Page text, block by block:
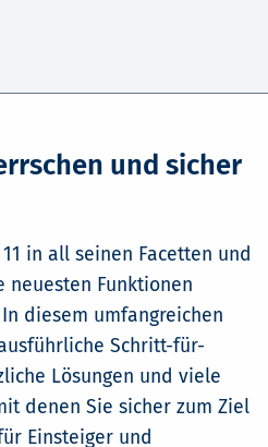
und sicher
in all seinen Facetten und
neuesten Funktionen
diesem umfangreichen
Schritt-für-
Lösungen und viele
denen Sie sicher zum Ziel
Einsteiger und